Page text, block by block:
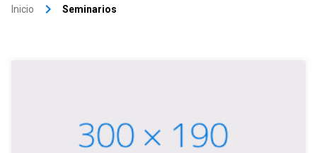
Inicio keyboard_arrow_right Seminarios